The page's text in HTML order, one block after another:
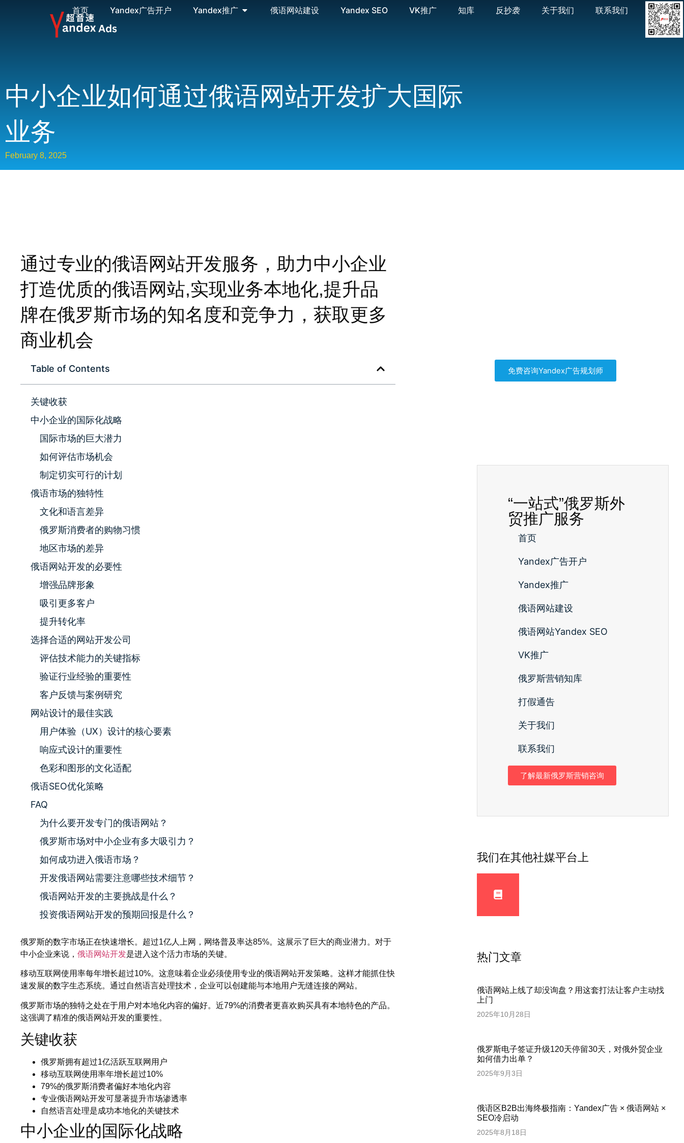
首页 Yandex广告开户 Yandex推广 俄语网站建设 Yandex SEO VK推广 知库 反抄袭 关于我们 联系我们
中小企业如何通过俄语网站开发扩大国际
业务
February 8, 2025
通过专业的俄语网站开发服务，助力中小企业
打造优质的俄语网站,实现业务本地化,提升品
牌在俄罗斯市场的知名度和竞争力，获取更多
商业机会
Table of Contents
关键收获
中小企业的国际化战略
国际市场的巨大潜力
如何评估市场机会
制定切实可行的计划
俄语市场的独特性
文化和语言差异
俄罗斯消费者的购物习惯
地区市场的差异
俄语网站开发的必要性
增强品牌形象
吸引更多客户
提升转化率
选择合适的网站开发公司
评估技术能力的关键指标
验证行业经验的重要性
客户反馈与案例研究
网站设计的最佳实践
用户体验（UX）设计的核心要素
响应式设计的重要性
色彩和图形的文化适配
俄语SEO优化策略
FAQ
为什么要开发专门的俄语网站？
俄罗斯市场对中小企业有多大吸引力？
如何成功进入俄语市场？
开发俄语网站需要注意哪些技术细节？
俄语网站开发的主要挑战是什么？
投资俄语网站开发的预期回报是什么？
俄罗斯的数字市场正在快速增长。超过1亿人上网，网络普及率达85%。这展示了巨大的商业潜力。对于
中小企业来说， 俄语网站开发是进入这个活力市场的关键。
移动互联网使用率每年增长超过10%。这意味着企业必须使用专业的俄语网站开发策略。这样才能抓住快
速发展的数字生态系统。通过自然语言处理技术，企业可以创建能与本地用户无缝连接的网站。
俄罗斯市场的独特之处在于用户对本地化内容的偏好。近79%的消费者更喜欢购买具有本地特色的产品。
这强调了精准的俄语网站开发的重要性。
关键收获
俄罗斯拥有超过1亿活跃互联网用户
移动互联网使用率年增长超过10%
79%的俄罗斯消费者偏好本地化内容
专业俄语网站开发可显著提升市场渗透率
自然语言处理是成功本地化的关键技术
中小企业的国际化战略
免费咨询Yandex广告规划师
“一站式”俄罗斯外
贸推广服务
首页
Yandex广告开户
Yandex推广
俄语网站建设
俄语网站Yandex SEO
VK推广
俄罗斯营销知库
打假通告
关于我们
联系我们
了解最新俄罗斯营销咨询
我们在其他社媒平台上
热门文章
俄语网站上线了却没询盘？用这套打法让客户主动找
上门
2025年10月28日
俄罗斯电子签证升级120天停留30天，对俄外贸企业
如何借力出单？
2025年9月3日
俄语区B2B出海终极指南：Yandex广告 × 俄语网站 ×
SEO冷启动
2025年8月18日